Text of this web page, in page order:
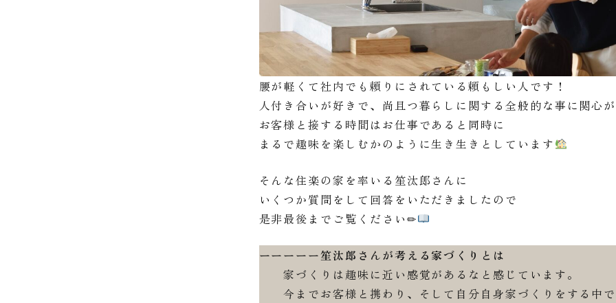
腰が軽くて社内でも頼りにされている頼もしい人です！
人付き合いが好きで、尚且つ暮らしに関する全般的な事に関心
お客様と接する時間はお仕事であると同時に
まるで趣味を楽しむかのように生き生きとしています
そんな住楽の家を率いる笙汰郎さんに
いくつか質問をして回答をいただきましたので
是非最後までご覧ください✏
ーーーーー笙汰郎さんが考える家づくりとは
家づくりは趣味に近い感覚があるなと感じています。
今までお客様と携わり、そして自分自身家づくりをする中